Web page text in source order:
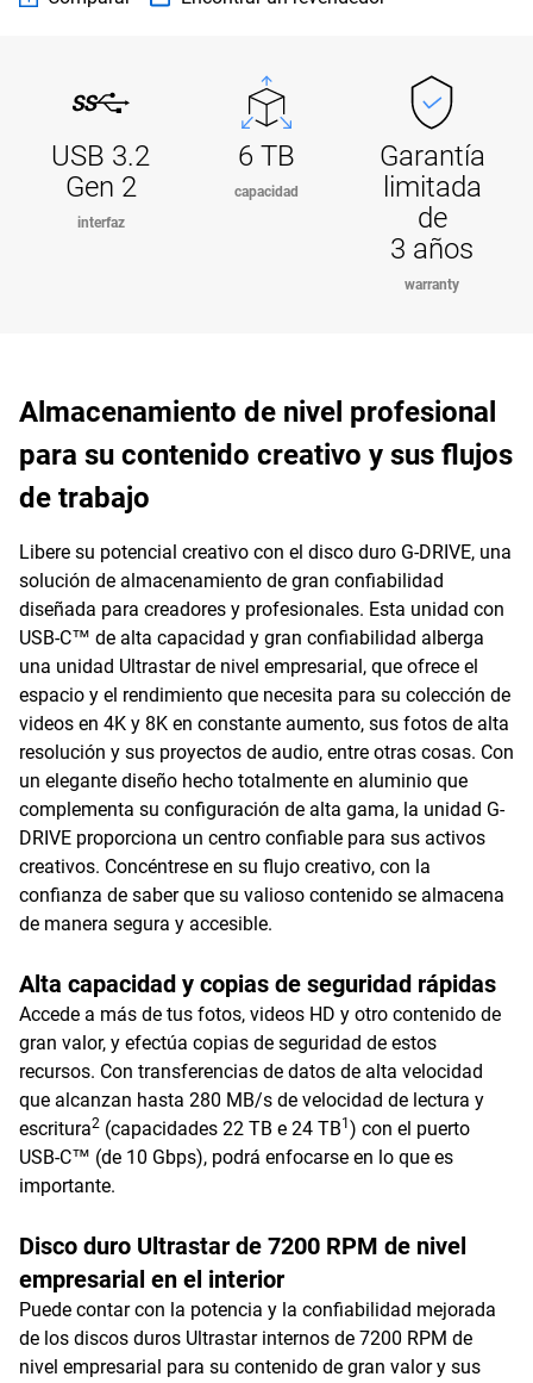
USB 3.2
Gen 2
interfaz
6 TB
capacidad
Garantía
limitada
de
3 años
warranty
Almacenamiento de nivel profesional
para su contenido creativo y sus flujos
de trabajo
Libere su potencial creativo con el disco duro G-DRIVE, una
solución de almacenamiento de gran confiabilidad
diseñada para creadores y profesionales. Esta unidad con
USB-C™ de alta capacidad y gran confiabilidad alberga
una unidad Ultrastar de nivel empresarial, que ofrece el
espacio y el rendimiento que necesita para su colección de
videos en 4K y 8K en constante aumento, sus fotos de alta
resolución y sus proyectos de audio, entre otras cosas. Con
un elegante diseño hecho totalmente en aluminio que
complementa su configuración de alta gama, la unidad G-
DRIVE proporciona un centro confiable para sus activos
creativos. Concéntrese en su flujo creativo, con la
confianza de saber que su valioso contenido se almacena
de manera segura y accesible.
Alta capacidad y copias de seguridad rápidas
Accede a más de tus fotos, videos HD y otro contenido de
gran valor, y efectúa copias de seguridad de estos
recursos. Con transferencias de datos de alta velocidad
que alcanzan hasta 280 MB/s de velocidad de lectura y
escritura2 (capacidades 22 TB e 24 TB1 ) con el puerto
USB-C™ (de 10 Gbps), podrá enfocarse en lo que es
importante.
Disco duro Ultrastar de 7200 RPM de nivel
empresarial en el interior
Puede contar con la potencia y la confiabilidad mejorada
de los discos duros Ultrastar internos de 7200 RPM de
nivel empresarial para su contenido de gran valor y sus